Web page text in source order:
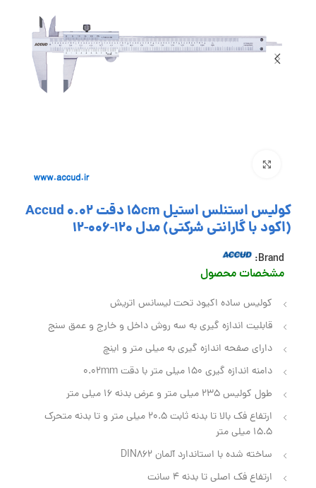
کولیس استنلس استیل 15cm دقت 0.02 Accud
(اکود با گارانتی شرکتی) مدل 120-006-12
Brand:
مشخصات محصول
کولیس ساده اکیود تحت لیسانس اتریش
قابلیت اندازه گیری به سه روش داخل و خارج و عمق سنج
دارای صفحه اندازه گیری به میلی متر و اینچ
دامنه اندازه گیری 150 میلی متر با دقت 0.02mm
طول کولیس 235 میلی متر و عرض بدنه 16 میلی متر
ارتفاع فک بالا تا بدنه ثابت 20.5 میلی متر و تا بدنه متحرک
15.5 میلی متر
ساخته شده با استاندارد آلمان DIN862
ارتفاع فک اصلی تا بدنه 4 سانت